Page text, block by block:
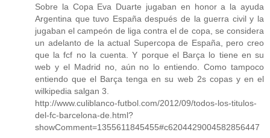
Sobre la Copa Eva Duarte jugaban en honor a la ayuda
Argentina que tuvo España después de la guerra civil y la
jugaban el campeón de liga contra el de copa, se considera
un adelanto de la actual Supercopa de España, pero creo
que la fcf no la cuenta. Y porque el Barça lo tiene en su
web y el Madrid no, aún no lo entiendo. Como tampoco
entiendo que el Barça tenga en su web 2s copas y en el
wilkipedia salgan 3.
http://www.culiblanco-futbol.com/2012/09/todos-los-titulos-
del-fc-barcelona-de.html?
showComment=1355611845455#c6204429004582856447